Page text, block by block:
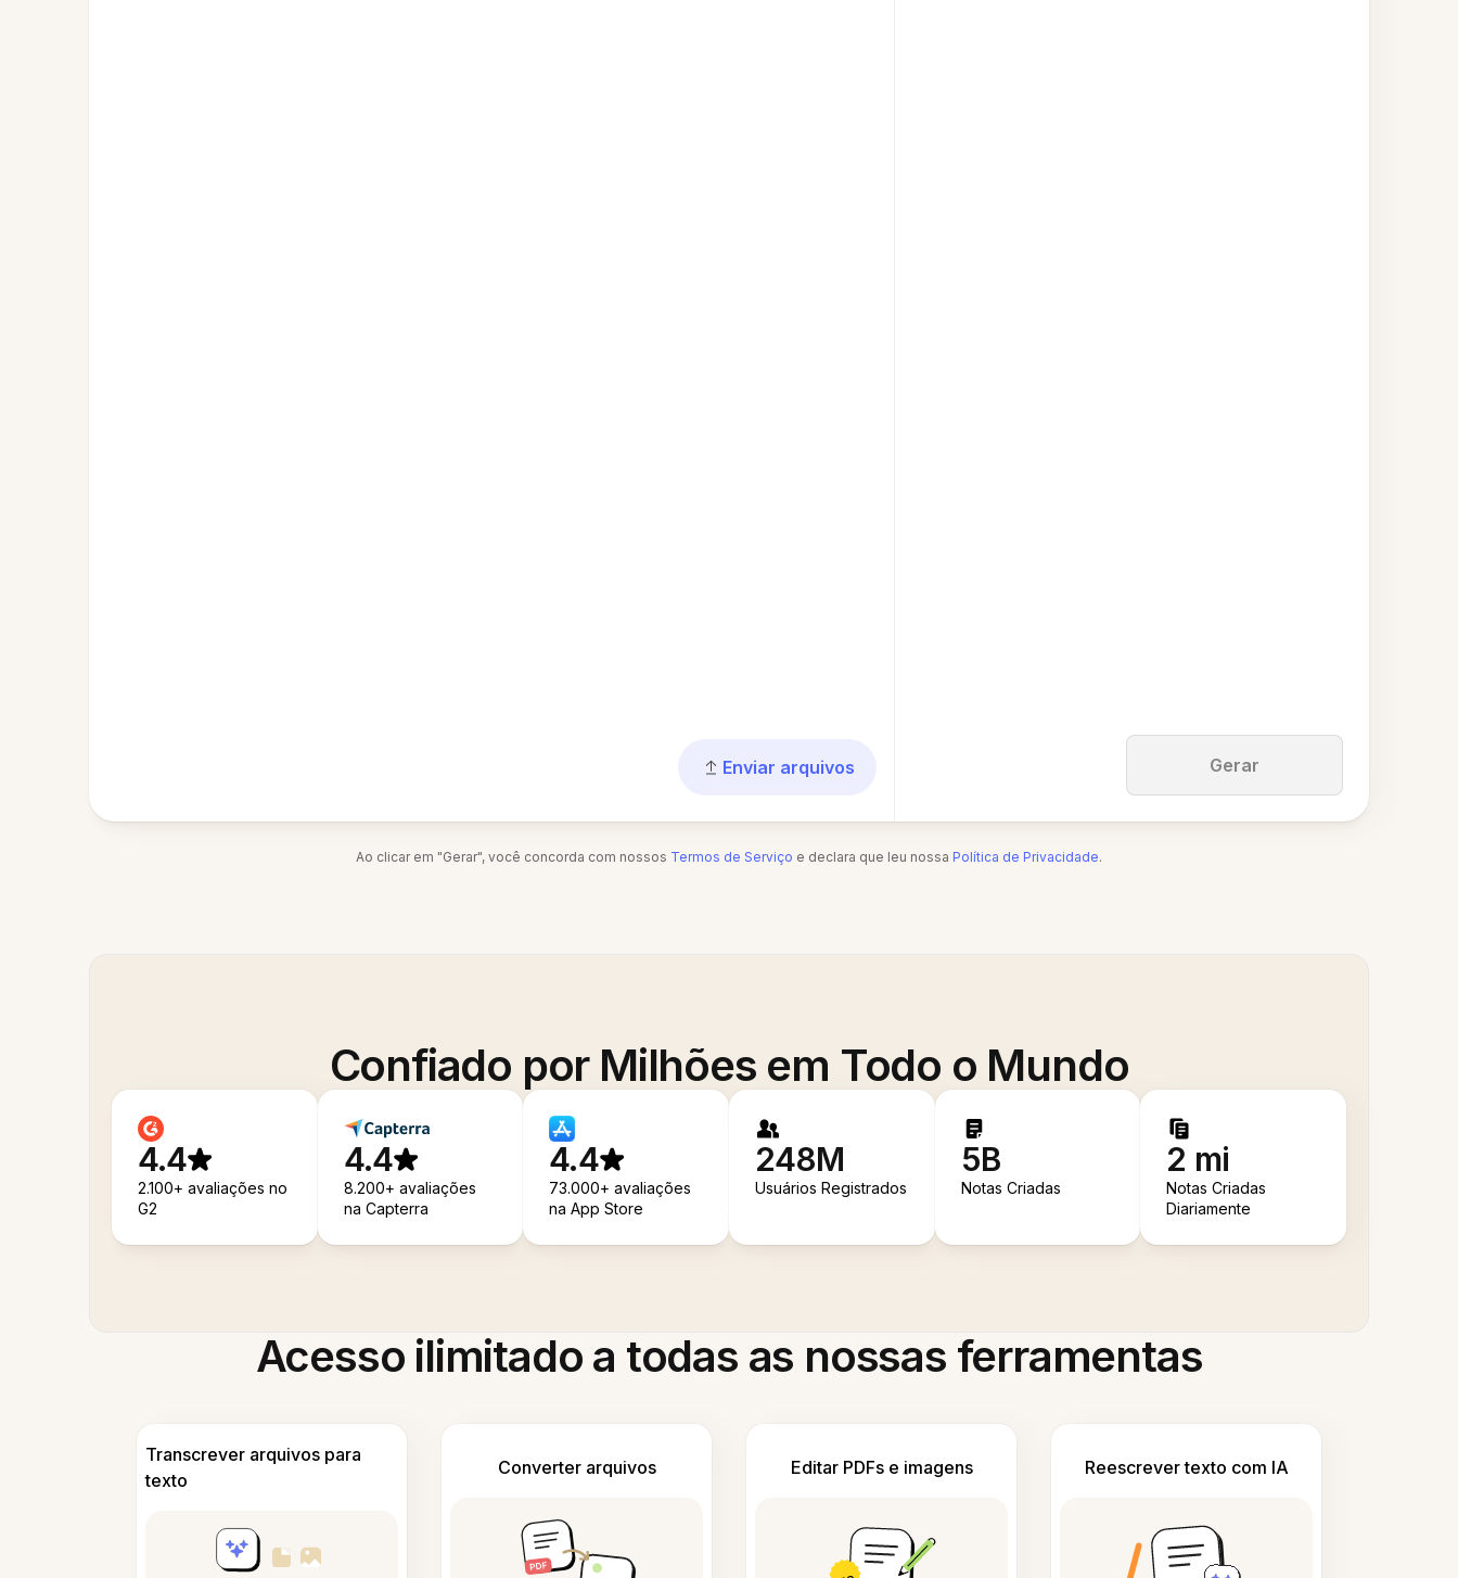
Enviar arquivos Gerar
Ao clicar em "Gerar", você concorda com nossos Termos de Serviço e declara que leu nossa Política de Privacidade.
Confiado por Milhões em Todo o Mundo
4.4
2.100+ avaliações no
G2
4.4
8.200+ avaliações
na Capterra
4.4
73.000+ avaliações
na App Store
248M
Usuários Registrados
5B
Notas Criadas
2 mi
Notas Criadas
Diariamente
Acesso ilimitado a todas as nossas ferramentas
Transcrever arquivos para
texto
Converter arquivos Editar PDFs e imagens Reescrever texto com IA